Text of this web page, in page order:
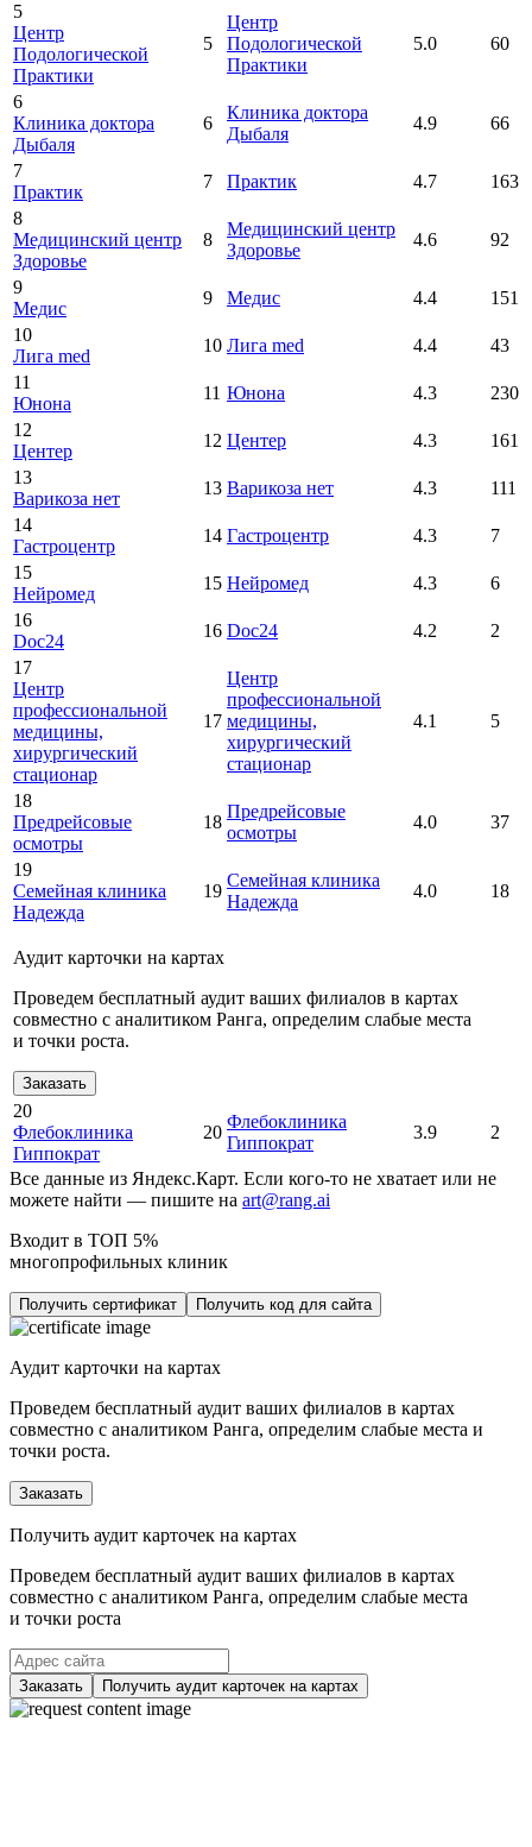
5
Центр
Подологической
Практики
5
Центр
Подологической
Практики
5.0 60
6
Клиника доктора
Дыбаля
6
Клиника доктора
Дыбаля
4.9 66
7
Практик
7 Практик 4.7
163
8
Медицинский центр
Здоровье
8
Медицинский центр
Здоровье
4.6 92
9
Медис
9 Медис 4.4
151
10
Лига med
10 Лига med 4.4
43
11
Юнона
11 Юнона 4.3
230
12
Центер
12 Центер 4.3
161
13
Варикоза нет
13 Варикоза нет 4.3
111
14
Гастроцентр
14 Гастроцентр 4.3
7
15
Нейромед
15 Нейромед 4.3
6
16
Doc24
16 Doc24 4.2
2
17
Центр
профессиональной
медицины,
хирургический
стационар
17
Центр
профессиональной
медицины,
хирургический
стационар
4.1 5
18
Предрейсовые
осмотры
18
Предрейсовые
осмотры
4.0 37
19
Семейная клиника
Надежда
19
Семейная клиника
Надежда
4.0 18
Аудит карточки на картах
Проведем бесплатный аудит ваших филиалов в картах
совместно с аналитиком Ранга, определим слабые места
и точки роста.
Заказать
20
Флебоклиника
Гиппократ
20
Флебоклиника
Гиппократ
3.9 2
Все данные из Яндекс.Карт. Если кого-то не хватает или не
можете найти — пишите на art@rang.ai
Входит в ТОП 5%
многопрофильных клиник
Получить сертификат Получить код для сайта
Аудит карточки на картах
Проведем бесплатный аудит ваших филиалов в картах
совместно с аналитиком Ранга, определим слабые места и
точки роста.
Заказать
Получить аудит карточек на картах
Проведем бесплатный аудит ваших филиалов в картах
совместно с аналитиком Ранга, определим слабые места
и точки роста
Заказать Получить аудит карточек на картах